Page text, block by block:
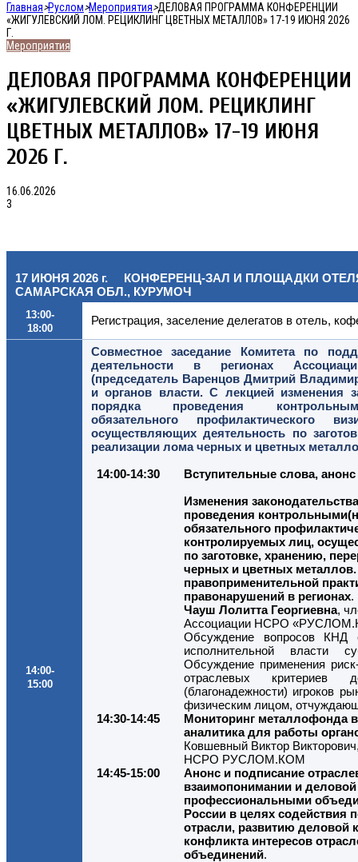
Главная>Руслом>Мероприятия>ДЕЛОВАЯ ПРОГРАММА КОНФЕРЕНЦИИ
«ЖИГУЛЕВСКИЙ ЛОМ. РЕЦИКЛИНГ ЦВЕТНЫХ МЕТАЛЛОВ» 17-19 ИЮНЯ 2026
Г.
Мероприятия
ДЕЛОВАЯ ПРОГРАММА КОНФЕРЕНЦИИ
«ЖИГУЛЕВСКИЙ ЛОМ. РЕЦИКЛИНГ
ЦВЕТНЫХ МЕТАЛЛОВ» 17-19 ИЮНЯ
2026 Г.
16.06.2026
3
17 ИЮНЯ 2026 г. КОНФЕРЕНЦ-ЗАЛ И ПЛОЩАДКИ
САМАРСКАЯ ОБЛ., КУРУМОЧ
13:00-
18:00
Регистрация, заселение делегатов в отель,
14:00-
15:00
Совместное заседание Комитета по
деятельности в регионах
(председатель Варенцов Дмитрий
и органов власти. С лекцией изменения
порядка проведения
обязательного профилактического
осуществляющих деятельность по
реализации лома черных и цветных
14:00-14:30
Вступительные слова, анонс
Изменения
проведения
обязательного
контролируемых лиц,
по заготовке, хранению,
черных и цветных
правоприменительной
правонарушений в регионах.
Чауш Лолитта Георгиевна,
Ассоциации НСРО
Обсуждение вопросов КНД
исполнительной власти
Обсуждение применения
отраслевых критериев
(благонадежности) игроков
физическим лицом,
14:30-14:45
Мониторинг металлофонда
аналитика для работы
Ковшевный Виктор
НСРО РУСЛОМ.КОМ
14:45-15:00
Анонс и подписание
взаимопонимании и
профессиональными
России в целях содействия
отрасли, развитию деловой
конфликта интересов
объединений.